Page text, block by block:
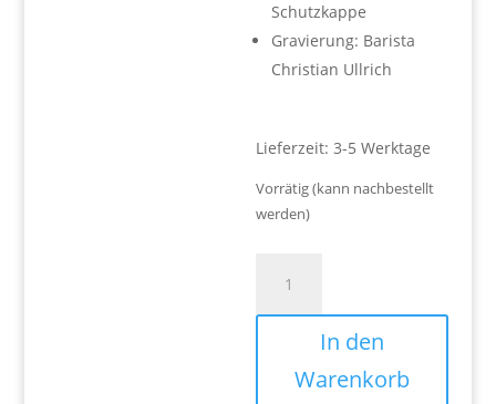
Schutzkappe
Gravierung: Barista
Christian Ullrich
Lieferzeit:3-5 Werktage
Vorrätig (kann nachbestellt
werden)
Besteck
"Barista
Christian
In den
Warenkorb